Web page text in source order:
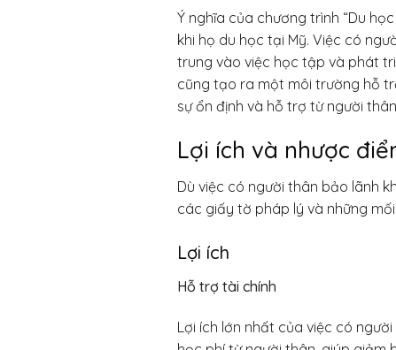
Ý nghĩa của chương trình “Du
khi họ du học tại Mỹ. Việc có
trung vào việc học tập và phát
cũng tạo ra một môi trường hỗ
sự ổn định và hỗ trợ từ người
Lợi ích và nhược
Dù việc có người thân bảo lãnh
các giấy tờ pháp lý và những
Lợi ích
Hỗ trợ tài chính
Lợi ích lớn nhất của việc có